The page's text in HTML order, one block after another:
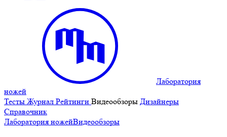
Лаборатория
ножей
Тесты Журнал Рейтинги Видеообзоры Дизайнеры
Справочник
Лаборатория ножейВидеообзоры